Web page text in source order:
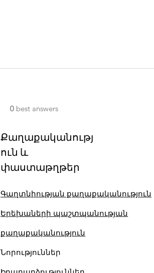
0 best answers
Քաղաքականությ
ուն և
փաստաթղթեր
Գաղտնիության քաղաքականություն
Երեխաների պաշտպանության
քաղաքականություն
Նորություններ